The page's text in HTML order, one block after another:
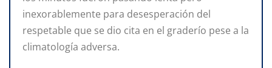
inexorablemente para desesperación del
respetable que se dio cita en el graderío pese a la
climatología adversa.